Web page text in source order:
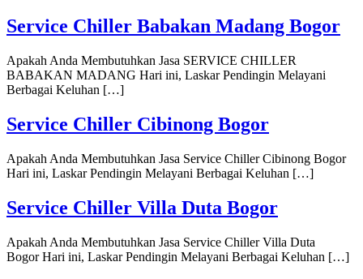
Service Chiller Babakan Madang Bogor
Apakah Anda Membutuhkan Jasa SERVICE CHILLER
BABAKAN MADANG Hari ini, Laskar Pendingin Melayani
Berbagai Keluhan […]
Service Chiller Cibinong Bogor
Apakah Anda Membutuhkan Jasa Service Chiller Cibinong Bogor
Hari ini, Laskar Pendingin Melayani Berbagai Keluhan […]
Service Chiller Villa Duta Bogor
Apakah Anda Membutuhkan Jasa Service Chiller Villa Duta
Bogor Hari ini, Laskar Pendingin Melayani Berbagai Keluhan […]